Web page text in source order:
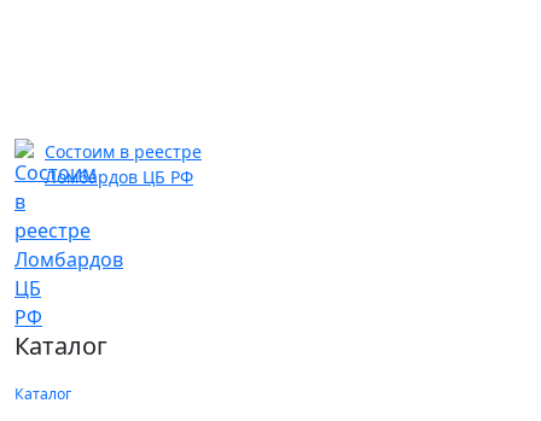
Состоим в реестре
Ломбардов ЦБ РФ
Каталог
Каталог